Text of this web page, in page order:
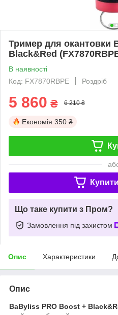
Тример для окантовки
Black&Red
В наявності
Код: FX7870RBPE
Роздріб
5 860 ₴ 6 210 ₴
Економія 350 ₴
Що таке купити з Пром?
Замовлення під захистом
Опис Характеристики
Опис
BaByliss PRO Boost +